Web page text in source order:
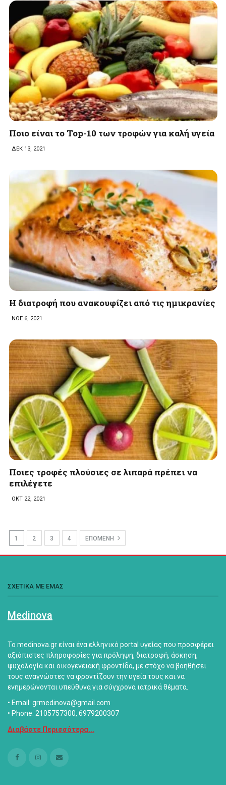
Ποιο είναι το Τοp-10 των τροφών για καλή υγεία
ΔΕΚ 13, 2021
Η διατροφή που ανακουφίζει από τις ημικρανίες
ΝΟΕ 6, 2021
Ποιες τροφές πλούσιες σε λιπαρά πρέπει να
επιλέγετε
ΟΚΤ 22, 2021
1 2 3 4 ΕΠΟΜΕΝΗ
ΣΧΕΤΙΚΑ ΜΕ ΕΜΑΣ
Medinova
Το medinova.gr είναι ένα ελληνικό portal υγείας που προσφέρει
αξιόπιστες πληροφορίες για πρόληψη, διατροφή, άσκηση,
ψυχολογία και οικογενειακή φροντίδα, με στόχο να βοηθήσει
τους αναγνώστες να φροντίζουν την υγεία τους και να
ενημερώνονται υπεύθυνα για σύγχρονα ιατρικά θέματα.
• Email: grmedinova@gmail.com
• Phone: 2105757300, 6979200307
Διαβάστε Περισσότερα...